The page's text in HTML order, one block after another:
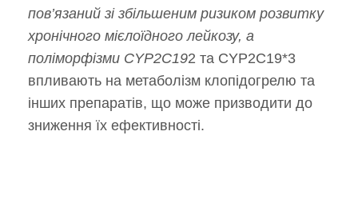
пов’язаний зі збільшеним ризиком розвитку
хронічного мієлоїдного лейкозу, а
поліморфізми CYP2C192 та CYP2C19*3
впливають на метаболізм клопідогрелю та
інших препаратів, що може призводити до
зниження їх ефективності.